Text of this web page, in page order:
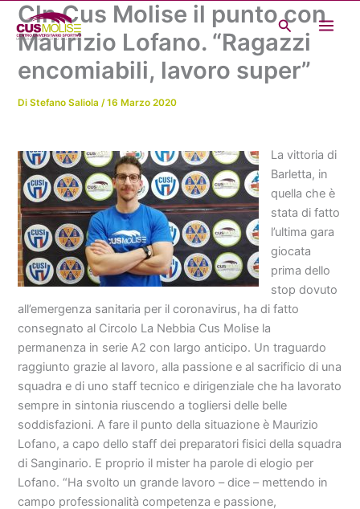
contenuto
Cerca
Cln Cus Molise il punto con
Maurizio Lofano. “Ragazzi
encomiabili, lavoro super”
DiStefano Saliola/16 Marzo 2020
La vittoria di
Barletta, in
quella che è
stata di fatto
l’ultima gara
giocata
prima dello
stop dovuto
all’emergenza sanitaria per il coronavirus, ha di fatto
consegnato al Circolo La Nebbia Cus Molise la
permanenza in serie A2 con largo anticipo. Un traguardo
raggiunto grazie al lavoro, alla passione e al sacrificio di una
squadra e di uno staff tecnico e dirigenziale che ha lavorato
sempre in sintonia riuscendo a togliersi delle belle
soddisfazioni. A fare il punto della situazione è Maurizio
Lofano, a capo dello staff dei preparatori fisici della squadra
di Sanginario. E proprio il mister ha parole di elogio per
Lofano. “Ha svolto un grande lavoro – dice – mettendo in
campo professionalità competenza e passione,